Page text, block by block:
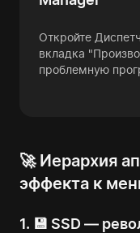
Откройте
вкладка
проблемную
🚀 Иерархия
эффекта к
1. 💾 SSD —